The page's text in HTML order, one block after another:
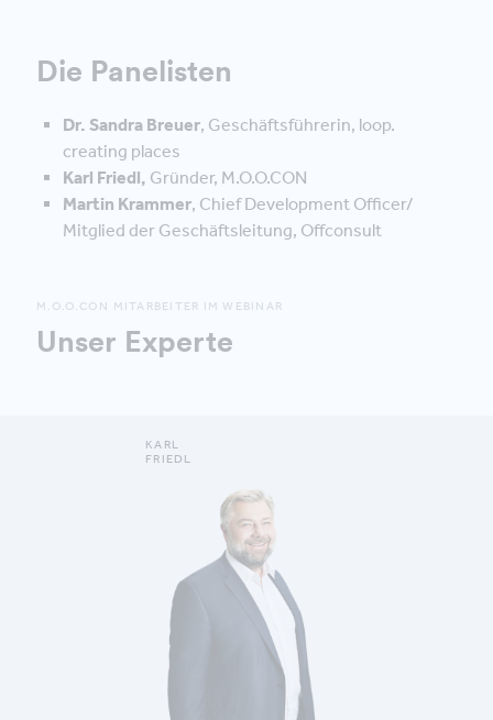
Die Panelisten
Dr. Sandra Breuer, Geschäftsführerin, loop.
creating places
Karl Friedl, Gründer, M.O.O.CON
Martin Krammer, Chief Development Officer/
Mitglied der Geschäftsleitung, Offconsult
M.O.O.CON MITARBEITER IM WEBINAR
Unser Experte
KARL
FRIEDL